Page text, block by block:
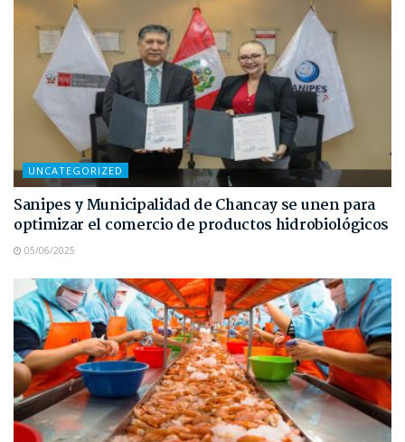
UNCATEGORIZED
Sanipes y Municipalidad de Chancay se unen para
optimizar el comercio de productos hidrobiológicos
05/06/2025